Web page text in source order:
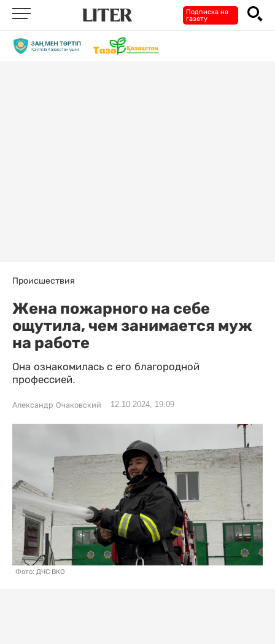
Подписка на
газету
Происшествия
Жена пожарного на себе
ощутила, чем занимается муж
на работе
Она ознакомилась с его благородной
профессией.
Александр Очаковский 12.10.2024, 19:09
Фото: ДЧС ВКО